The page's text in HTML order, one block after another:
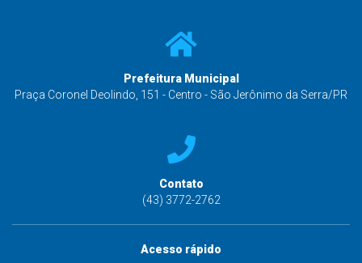
Prefeitura Municipal
Praça Coronel Deolindo, 151 - Centro - São Jerônimo da Serra/PR
Contato
(43) 3772-2762
Acesso rápido